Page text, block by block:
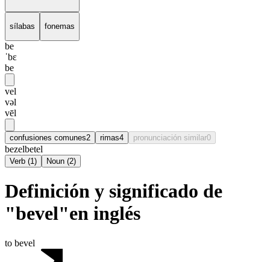
sílabas fonemas
be
ˈbɛ
be
vel
vəl
vēl
confusiones comunes2 rimas4 pronunciación similar0
bezelbetel
Verb (1) Noun (2)
Definición y significado de
"bevel"en inglés
to bevel